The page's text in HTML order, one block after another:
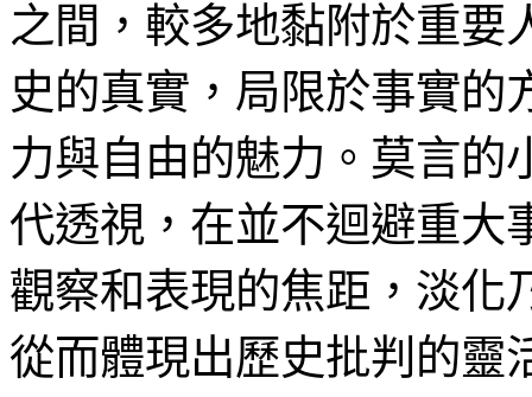
之間，較多地黏附於重要
史的真實，局限於事實的
力與自由的魅力。莫言的
代透視，在並不迴避重大
觀察和表現的焦距，淡化
從而體現出歷史批判的靈